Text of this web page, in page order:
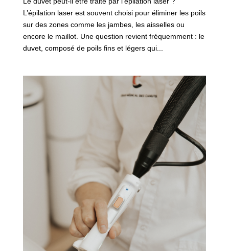
L’épilation laser est souvent choisi pour éliminer les poils
sur des zones comme les jambes, les aisselles ou
encore le maillot. Une question revient fréquemment : le
duvet, composé de poils fins et légers qui...